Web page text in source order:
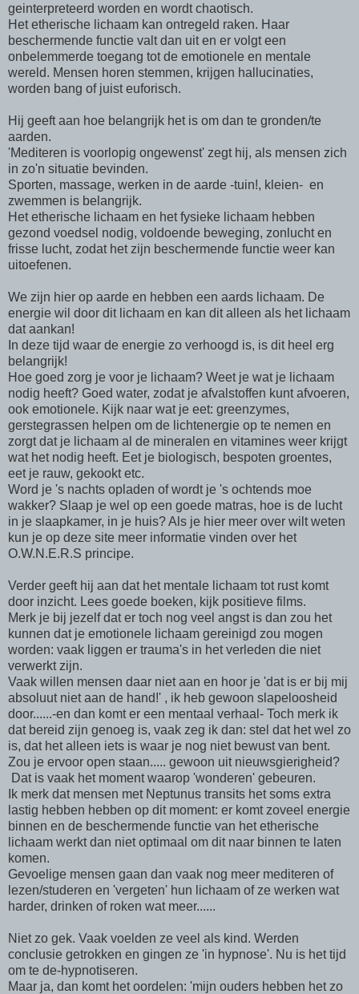
geinterpreteerd worden en wordt chaotisch.
Het etherische lichaam kan ontregeld raken. Haar
beschermende functie valt dan uit en er volgt een
onbelemmerde toegang tot de emotionele en mentale
wereld. Mensen horen stemmen, krijgen hallucinaties,
worden bang of juist euforisch.
Hij geeft aan hoe belangrijk het is om dan te gronden/te
aarden.
'Mediteren is voorlopig ongewenst' zegt hij, als mensen zich
in zo'n situatie bevinden.
Sporten, massage, werken in de aarde -tuin!, kleien- en
zwemmen is belangrijk.
Het etherische lichaam en het fysieke lichaam hebben
gezond voedsel nodig, voldoende beweging, zonlucht en
frisse lucht, zodat het zijn beschermende functie weer kan
uitoefenen.
We zijn hier op aarde en hebben een aards lichaam. De
energie wil door dit lichaam en kan dit alleen als het lichaam
dat aankan!
In deze tijd waar de energie zo verhoogd is, is dit heel erg
belangrijk!
Hoe goed zorg je voor je lichaam? Weet je wat je lichaam
nodig heeft? Goed water, zodat je afvalstoffen kunt afvoeren,
ook emotionele. Kijk naar wat je eet: greenzymes,
gerstegrassen helpen om de lichtenergie op te nemen en
zorgt dat je lichaam al de mineralen en vitamines weer krijgt
wat het nodig heeft. Eet je biologisch, bespoten groentes,
eet je rauw, gekookt etc.
Word je 's nachts opladen of wordt je 's ochtends moe
wakker? Slaap je wel op een goede matras, hoe is de lucht
in je slaapkamer, in je huis? Als je hier meer over wilt weten
kun je op deze site meer informatie vinden over het
O.W.N.E.R.S principe.
Verder geeft hij aan dat het mentale lichaam tot rust komt
door inzicht. Lees goede boeken, kijk positieve films.
Merk je bij jezelf dat er toch nog veel angst is dan zou het
kunnen dat je emotionele lichaam gereinigd zou mogen
worden: vaak liggen er trauma's in het verleden die niet
verwerkt zijn.
Vaak willen mensen daar niet aan en hoor je 'dat is er bij mij
absoluut niet aan de hand!' , ik heb gewoon slapeloosheid
door......-en dan komt er een mentaal verhaal- Toch merk ik
dat bereid zijn genoeg is, vaak zeg ik dan: stel dat het wel zo
is, dat het alleen iets is waar je nog niet bewust van bent.
Zou je ervoor open staan..... gewoon uit nieuwsgierigheid?
Dat is vaak het moment waarop 'wonderen' gebeuren.
Ik merk dat mensen met Neptunus transits het soms extra
lastig hebben hebben op dit moment: er komt zoveel energie
binnen en de beschermende functie van het etherische
lichaam werkt dan niet optimaal om dit naar binnen te laten
komen.
Gevoelige mensen gaan dan vaak nog meer mediteren of
lezen/studeren en 'vergeten' hun lichaam of ze werken wat
harder, drinken of roken wat meer......
Niet zo gek. Vaak voelden ze veel als kind. Werden
conclusie getrokken en gingen ze 'in hypnose'. Nu is het tijd
om te de-hypnotiseren.
Maar ja, dan komt het oordelen: 'mijn ouders hebben het zo